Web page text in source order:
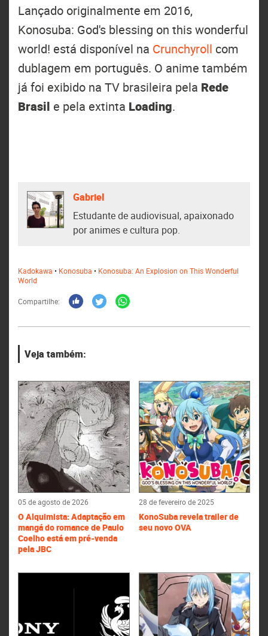
Lançado originalmente em 2016,
Konosuba: God's blessing on this wonderful
world! está disponível na Crunchyroll com
dublagem em português. O anime também
já foi exibido na TV brasileira pela Rede
Brasil e pela extinta Loading.
Gabriel
Estudante de audiovisual, apaixonado
por animes e cultura pop.
Kadokawa • Konosuba • Konosuba: An Explosion on This Wonderful
World
Compartilhe:
Veja também:
05 de agosto de 2026
O Alquimista: Adaptação em
mangá do romance de Paulo
Coelho está em pré-venda
pela JBC
28 de fevereiro de 2025
KonoSuba revela trailer de
seu novo OVA